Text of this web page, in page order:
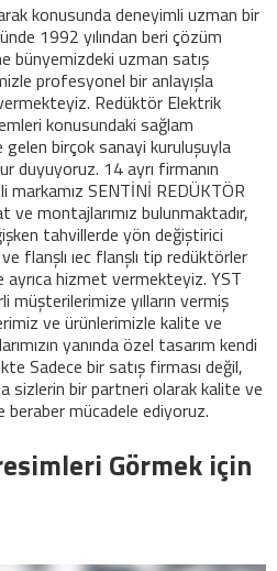
konusunda deneyimli uzman bir
1992 yılından beri çözüm
bünyemizdeki uzman satış
profesyonel bir anlayışla
Redüktör Elektrik
konusundaki sağlam
birçok sanayi kuruluşuyla
duyuyoruz. 14 ayrı firmanın
markamız SENTİNİ REDÜKTÖR
montajlarımız bulunmaktadır,
tahvillerde yön değiştirici
flanşlı ıec flanşlı tip redüktörler
hizmet vermekteyiz. YST
müşterilerimize yılların vermiş
ve ürünlerimizle kalite ve
yanında özel tasarım kendi
Sadece bir satış firması değil,
sizlerin bir partneri olarak kalite ve
mücadele ediyoruz.
Görmek için